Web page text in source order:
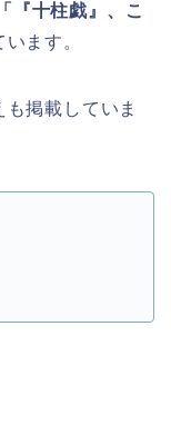
『十柱戯』、こ
ます。
も掲載していま